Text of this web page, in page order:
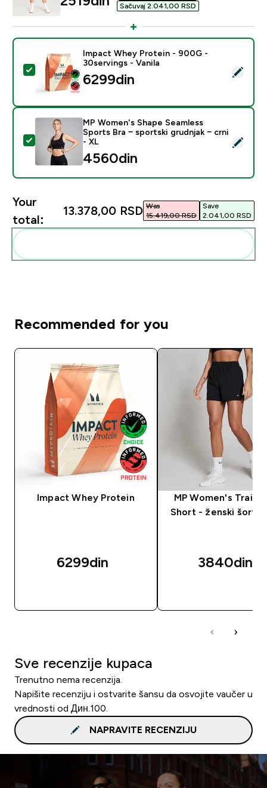
Sačuvaj 2.041,00 RSD‎
Select this product - Impact Whey Protein - 900G -
Impact Whey Protein - 900G -
30servings - Vanila
6299din‎
Select this product - MP Women's Shape Seamless
MP Women's Shape Seamless
Sports Bra − sportski grudnjak − crni
- XL
4560din‎
Your
total:
13.378,00 RSD‎ Was
15.419,00 RSD‎
Save
2.041,00 RSD‎
Recommended for you
Impact Whey Protein
6299din‎
MP Women's
Short - ženski šorts
3840din‎
Sve recenzije kupaca
Trenutno nema recenzija.
Napišite recenziju i ostvarite šansu da osvojite vaučer u
vrednosti od Дин.100.
NAPRAVITE RECENZIJU